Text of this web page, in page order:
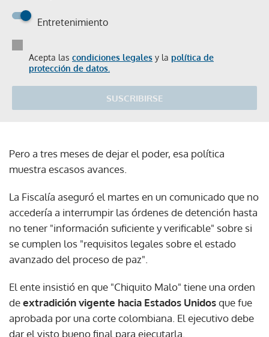
Entretenimiento
Acepta las condiciones legales y la política de
protección de datos.
SUSCRIBIRSE
Pero a tres meses de dejar el poder, esa política
muestra escasos avances.
La Fiscalía aseguró el martes en un comunicado que no
accedería a interrumpir las órdenes de detención hasta
no tener "información suficiente y verificable" sobre si
se cumplen los "requisitos legales sobre el estado
avanzado del proceso de paz".
El ente insistió en que "Chiquito Malo" tiene una orden
deextradición vigente hacia Estados Unidosque fue
aprobada por una corte colombiana. El ejecutivo debe
dar el visto bueno final para ejecutarla.